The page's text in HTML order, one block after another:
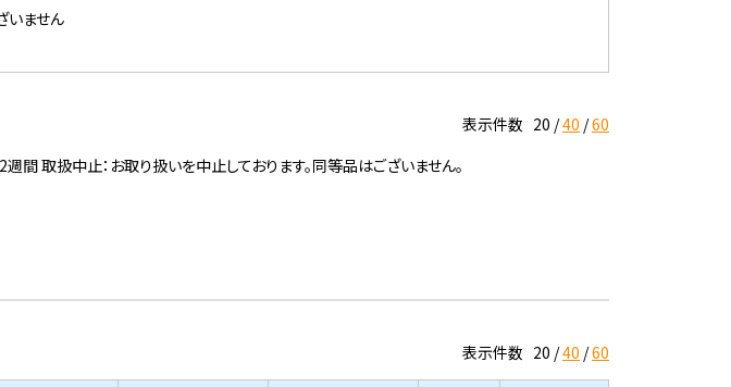
いません
表示件数 20 40 60
取扱中止：お取り扱いを中止しております。同等品はございません。
表示件数 20 40 60